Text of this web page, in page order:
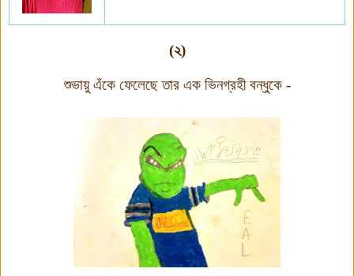
(২)
শুভায়ু এঁকে ফেলেছে তার এক ভিনগ্রহী বন্ধুকে -